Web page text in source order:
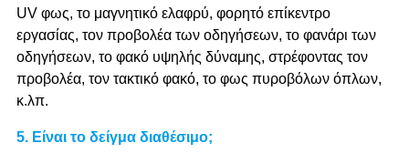
UV φως, το μαγνητικό ελαφρύ, φορητό επίκεντρο
εργασίας, τον προβολέα των οδηγήσεων, το φανάρι των
οδηγήσεων, το φακό υψηλής δύναμης, στρέφοντας τον
προβολέα, τον τακτικό φακό, το φως πυροβόλων όπλων,
κ.λπ.
5. Είναι το δείγμα διαθέσιμο;